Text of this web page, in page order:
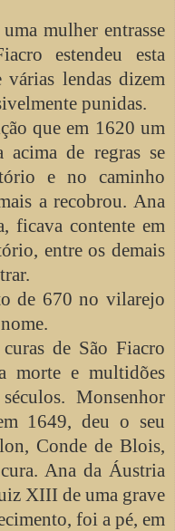
mulher entrasse
estendeu esta
lendas dizem
punidas.
que em 1620 um
acima de regras se
e no caminho
a recobrou. Ana
ficava contente em
entre os demais
de 670 no vilarejo
de São Fiacro
morte e multidões
Monsenhor
1649, deu o seu
Conde de Blois,
Ana da Áustria
XIII de uma grave
foi a pé, em